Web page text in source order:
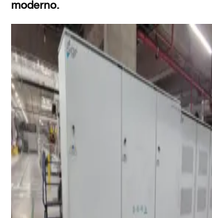
moderno.